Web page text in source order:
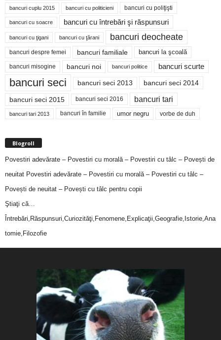
bancuri cuplu 2015 bancuri cu politicieni bancuri cu poliţişti
bancuri cu soacre bancuri cu întrebări şi răspunsuri
bancuri cu ţigani bancuri cu ţărani bancuri deocheate
bancuri despre femei bancuri familiale bancuri la şcoală
bancuri misogine bancuri noi bancuri politice bancuri scurte
bancuri seci bancuri seci 2013 bancuri seci 2014
bancuri seci 2015 bancuri seci 2016 bancuri tari
bancuri tari 2013 bancuri în familie umor negru vorbe de duh
Blogroll
Povestiri adevărate – Povestiri cu morală – Povestiri cu tâlc – Povești de
neuitat Povestiri adevărate – Povestiri cu morală – Povestiri cu tâlc –
Povești de neuitat – Povești cu tâlc pentru copii
Ştiaţi că…
Întrebări,Răspunsuri,Curiozităţi,Fenomene,Explicaţii,Geografie,Istorie,Ana
tomie,Filozofie